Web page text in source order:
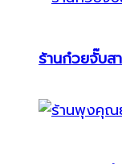
ร้านก๋วยจั๊บ